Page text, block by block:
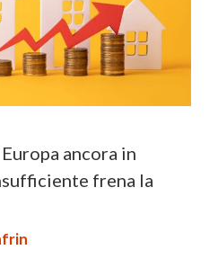
ancora in
frena la